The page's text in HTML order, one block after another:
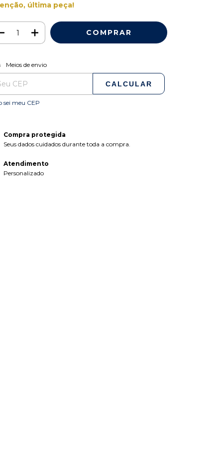
última peça!
para o CEP:
Meios de envio
CALCULAR
sei meu CEP
Compra protegida
Seus dados cuidados durante toda a compra.
Atendimento
Personalizado